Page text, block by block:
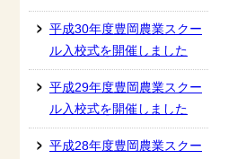
平成30年度豊岡農業スクー
ル入校式を開催しました
平成29年度豊岡農業スクー
ル入校式を開催しました
平成28年度豊岡農業スクー